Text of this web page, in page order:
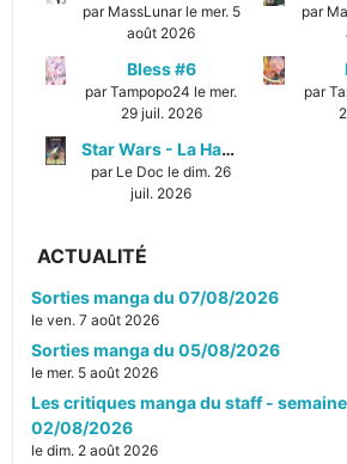
par MassLunar le mer. 5
août 2026
par
Bless #6
par Tampopo24 le mer.
29 juil. 2026
par
Star Wars - La Haute République - Un équilibre fragile
par Le Doc le dim. 26
juil. 2026
ACTUALITÉ
Sorties manga du 07/08/2026
le ven. 7 août 2026
Sorties manga du 05/08/2026
le mer. 5 août 2026
Les critiques manga du staff -
02/08/2026
le dim. 2 août 2026